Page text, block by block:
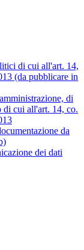
di cui all'art. 14,
(da pubblicare in
di
di cui all'art. 14, co.
da
dei dati